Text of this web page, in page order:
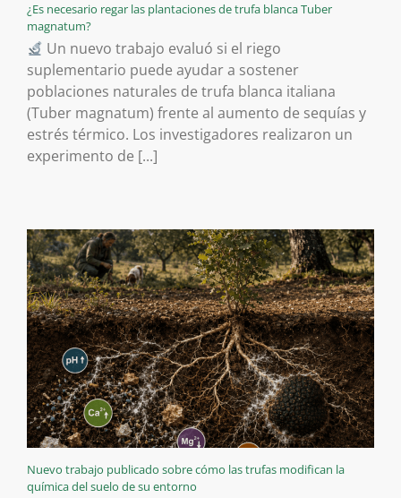
¿Es necesario regar las plantaciones de trufa blanca Tuber
magnatum?
Un nuevo trabajo evaluó si el riego
suplementario puede ayudar a sostener
poblaciones naturales de trufa blanca italiana
(Tuber magnatum) frente al aumento de sequías y
estrés térmico. Los investigadores realizaron un
experimento de [...]
Nuevo trabajo publicado sobre cómo las trufas modifican la
química del suelo de su entorno